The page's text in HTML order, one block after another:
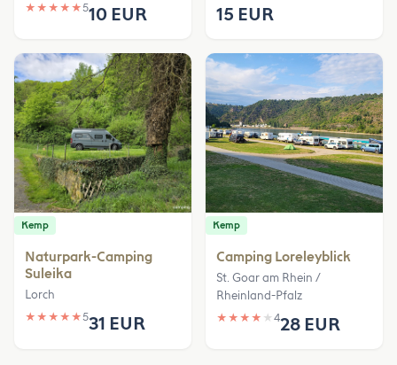
★ ★ ★ ★ ★510 EUR 15 EUR
Kemp
Naturpark-Camping
Suleika
Lorch
★ ★ ★ ★ ★531 EUR
Kemp
Camping Loreleyblick
St. Goar am Rhein /
Rheinland-Pfalz
★ ★ ★ ★ ★ 428 EUR